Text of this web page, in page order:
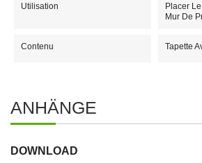
Utilisation
Placer
Mur De
Contenu Tapette
ANHÄNGE
DOWNLOAD